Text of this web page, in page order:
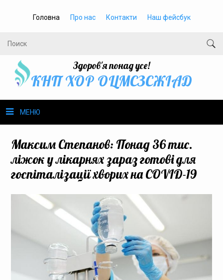
Головна Про нас Контакти Наш фейсбук
Здоров'я понад усе!
КНП ХОР ОЦМСЗСЖIАД
МЕНЮ
Громадське здоров’я
Громадянам
Статистика
Максим Степанов: Понад 36 тис.
ліжок у лікарнях зараз готові для
госпіталізації хворих на COVID-19